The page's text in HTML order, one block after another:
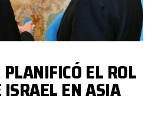
EL ROL
ISRAEL EN ASIA